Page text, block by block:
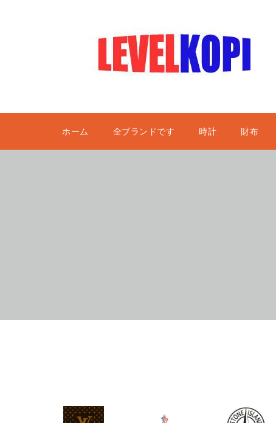
ホーム 全ブランドです 時計 財布